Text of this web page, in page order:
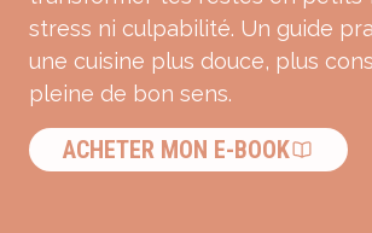
stress ni culpabilité. Un guide
une cuisine plus douce, plus
pleine de bon sens.
ACHETER MON E-BOOK